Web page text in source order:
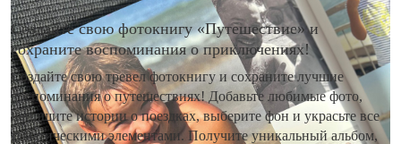
Создайте свою фотокнигу «Путешествие» и
сохраните воспоминания о приключениях!
Создайте свою тревел фотокнигу и сохраните лучшие
воспоминания о путешествиях! Добавьте любимые фото,
напишите истории о поездках, выберите фон и украсьте все
тематическими элементами. Получите уникальный альбом,